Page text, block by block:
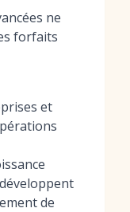
ne
forfaits
et
de